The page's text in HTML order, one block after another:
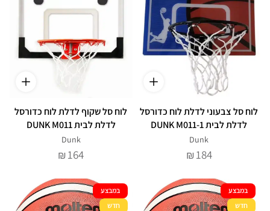
לוח סל צבעוני לדלת לוח כדורסל
לדלת לבית DUNK M011-1
Dunk
₪ 184
לוח סל שקוף לדלת לוח כדורסל
לדלת לבית DUNK M011
Dunk
₪ 164
במבצע
חדש
במבצע
חדש